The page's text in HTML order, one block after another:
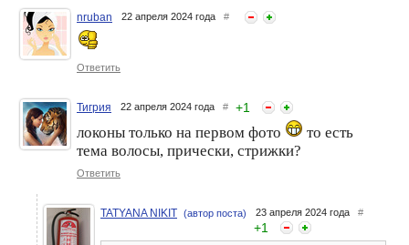
фото до 13 апреля
включительно
(включительно).
nruban 22 апреля 2024 года #
Ответить
Тигрия 22 апреля 2024 года # +1
локоны только на первом фото
то есть
тема волосы, прически, стрижки?
Ответить
TATYANA NIKIT (автор поста) 23 апреля 2024 года #
+1